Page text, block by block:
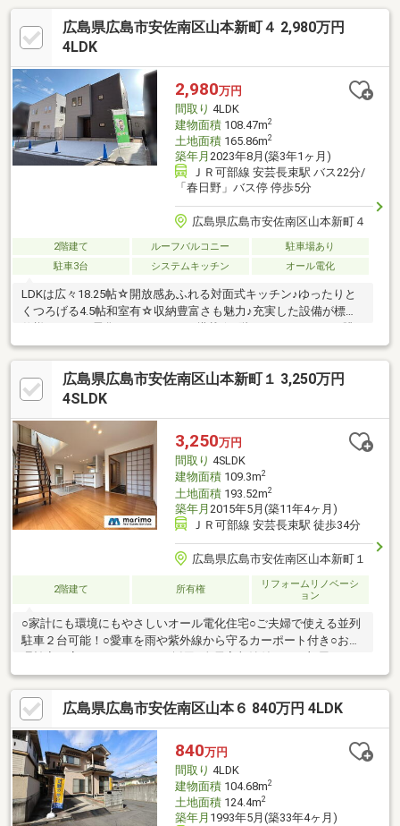
広島県広島市安佐南区山本新町４ 2,980万円
4LDK
2,980万円
間取り 4LDK
建物面積108.47m2
土地面積165.86m2
築年月 2023年8月(築3年1ヶ月)
ＪＲ可部線 安芸長束駅 バス22分/
「春日野」バス停 停歩5分
広島県広島市安佐南区山本新町４
2階建て ルーフバルコニー
駐車場あり
駐車3台
システムキッチン オール電化
LDKは広々18.25帖☆開放感あふれる対面式キッチン♪ゆったりと
くつろげる4.5帖和室有☆収納豊富さも魅力♪充実した設備が標準
望良好です♪≪ご見学できます♪お気軽にお問い合わせください
≫○住まいのことなら≪住むりえ≫に何でもお気軽にご相談くだ
さい♪♪○お客様のニーズに最適な一戸建て、マンション、土地な
どの不動産情報をご提供致します！！○住宅ローンについて、わ
お気軽にご相談ください♪
広島県広島市安佐南区山本新町１ 3,250万円
4SLDK
3,250万円
間取り 4SLDK
建物面積109.3m2
土地面積193.52m2
築年月 2015年5月(築11年4ヶ月)
ＪＲ可部線 安芸長束駅 徒歩34分
広島県広島市安佐南区山本新町１
2階建て 所有権
リフォームリノベーシ
ョン
○家計にも環境にもやさしいオール電化住宅○ご夫婦で使える並列
駐車２台可能！○愛車を雨や紫外線から守るカーポート付き○お料
り
広島県広島市安佐南区山本６ 840万円 4LDK
840万円
間取り 4LDK
建物面積104.68m2
土地面積124.4m2
築年月 1993年5月(築33年4ヶ月)